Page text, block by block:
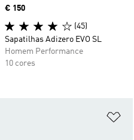
Price
€ 150
(45)
Sapatilhas Adizero EVO SL
Homem Performance
10 cores